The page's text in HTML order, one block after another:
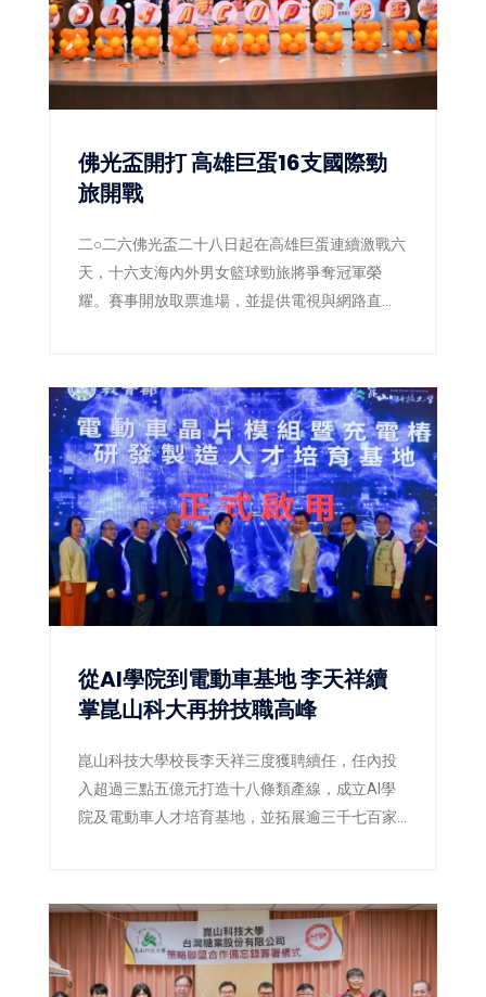
佛光盃開打 高雄巨蛋16支國際勁
旅開戰
二○二六佛光盃二十八日起在高雄巨蛋連續激戰六
天，十六支海內外男女籃球勁旅將爭奪冠軍榮
耀。賽事開放取票進場，並提供電視與網路直
從AI學院到電動車基地 李天祥續
掌崑山科大再拚技職高峰
崑山科技大學校長李天祥三度獲聘續任，任內投
入超過三點五億元打造十八條類產線，成立AI學
院及電動車人才培育基地，並拓展逾三千七百家